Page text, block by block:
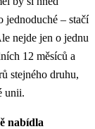
jednoduché – stačí
nejde jen o jednu
12 měsíců a
stejného druhu,
unii.
nabídla